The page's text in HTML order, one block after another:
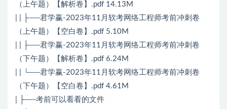
（上午题）【解析卷】.pdf 14.13M
| | ├──君学赢-2023年11月软考网络工程师考前冲刺卷
（上午题）【空白卷】.pdf 5.10M
| | ├──君学赢-2023年11月软考网络工程师考前冲刺卷
（下午题）【解析卷】.pdf 6.24M
| | └──君学赢-2023年11月软考网络工程师考前冲刺卷
（下午题）【空白卷】.pdf 4.61M
| ├──考前可以看看的文件